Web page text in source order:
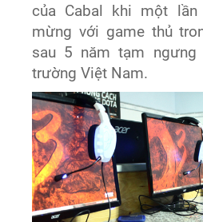
của Cabal khi một
mừng với game thủ
sau 5 năm tạm
trường Việt Nam.